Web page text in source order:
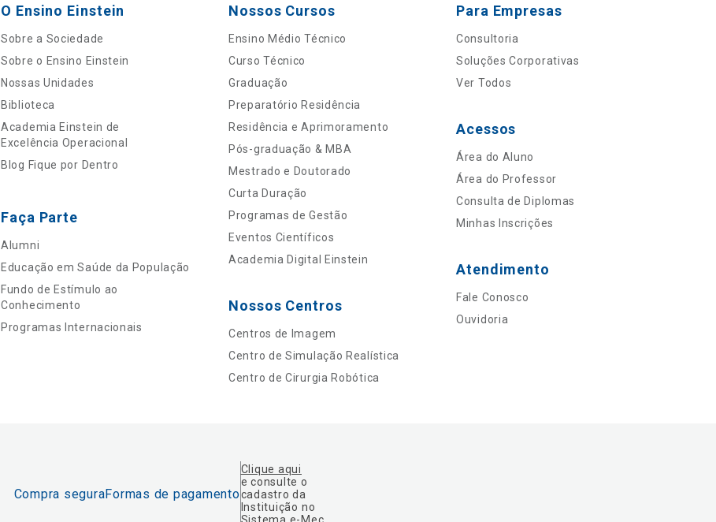
O Ensino Einstein
Sobre a Sociedade
Sobre o Ensino Einstein
Nossas Unidades
Biblioteca
Academia Einstein de
Excelência Operacional
Blog Fique por Dentro
Faça Parte
Alumni
Educação em Saúde da População
Fundo de Estímulo ao
Conhecimento
Programas Internacionais
Nossos Cursos
Ensino Médio Técnico
Curso Técnico
Graduação
Preparatório Residência
Residência e Aprimoramento
Pós-graduação & MBA
Mestrado e Doutorado
Curta Duração
Programas de Gestão
Eventos Científicos
Academia Digital Einstein
Nossos Centros
Centros de Imagem
Centro de Simulação Realística
Centro de Cirurgia Robótica
Para Empresas
Consultoria
Soluções Corporativas
Ver Todos
Acessos
Área do Aluno
Área do Professor
Consulta de Diplomas
Minhas Inscrições
Atendimento
Fale Conosco
Ouvidoria
Compra seguraFormas de pagamento
Clique aqui
e consulte o
cadastro da
Instituição no